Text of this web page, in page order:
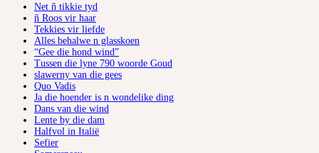
Net ñ tikkie tyd
ñ Roos vir haar
Tekkies vir liefde
Alles behalwe n glasskoen
“Gee die hond wind”
Tussen die lyne 790 woorde Goud
slawerny van die gees
Quo Vadis
Ja die hoender is n wondelike ding
Dans van die wind
Lente by die dam
Halfvol in Italië
Sefier